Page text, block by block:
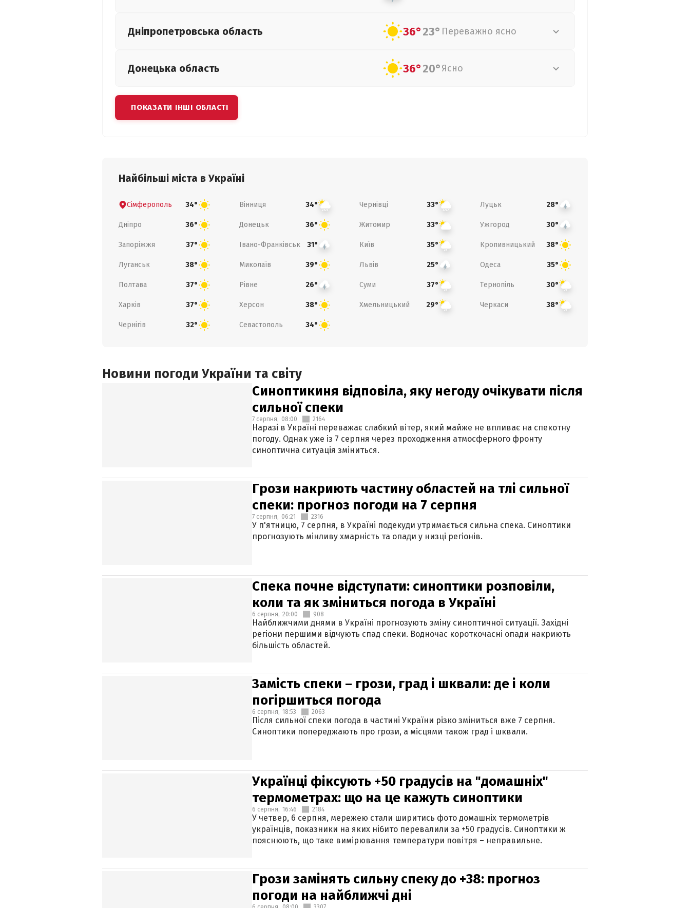
Дніпропетровська область 36°23° Переважно ясно
Донецька область 36°20°Ясно
ПОКАЗАТИ ІНШІ ОБЛАСТІ
Найбільші міста в Україні
Сімферополь 34° Вінниця 34° Чернівці 33° Луцьк 28°
Дніпро 36° Донецьк 36° Житомир 33° Ужгород 30°
Запоріжжя 37° Івано-Франківськ 31° Київ 35° Кропивницький 38°
Луганськ 38° Миколаїв 39° Львів 25° Одеса 35°
Полтава 37° Рівне 26° Суми 37° Тернопіль 30°
Харків 37° Херсон 38° Хмельницький 29° Черкаси 38°
Чернігів 32° Севастополь 34°
Новини погоди України та світу
Синоптикиня відповіла, яку негоду очікувати після
сильної спеки
7 серпня, 08:00 2164
Наразі в Україні переважає слабкий вітер, який майже не впливає на спекотну
погоду. Однак уже із 7 серпня через проходження атмосферного фронту
синоптична ситуація зміниться.
Грози накриють частину областей на тлі сильної
спеки: прогноз погоди на 7 серпня
7 серпня, 06:21 2316
У п'ятницю, 7 серпня, в Україні подекуди утримається сильна спека. Синоптики
прогнозують мінливу хмарність та опади у низці регіонів.
Спека почне відступати: синоптики розповіли,
коли та як зміниться погода в Україні
6 серпня, 20:00 908
Найближчими днями в Україні прогнозують зміну синоптичної ситуації. Західні
регіони першими відчують спад спеки. Водночас короткочасні опади накриють
більшість областей.
Замість спеки – грози, град і шквали: де і коли
погіршиться погода
6 серпня, 18:53 2063
Після сильної спеки погода в частині України різко зміниться вже 7 серпня.
Синоптики попереджають про грози, а місцями також град і шквали.
Українці фіксують +50 градусів на "домашніх"
термометрах: що на це кажуть синоптики
6 серпня, 16:46 2184
У четвер, 6 серпня, мережею стали ширитись фото домашніх термометрів
українців, показники на яких нібито перевалили за +50 градусів. Синоптики ж
пояснюють, що таке вимірювання температури повітря – неправильне.
Грози замінять сильну спеку до +38: прогноз
погоди на найближчі дні